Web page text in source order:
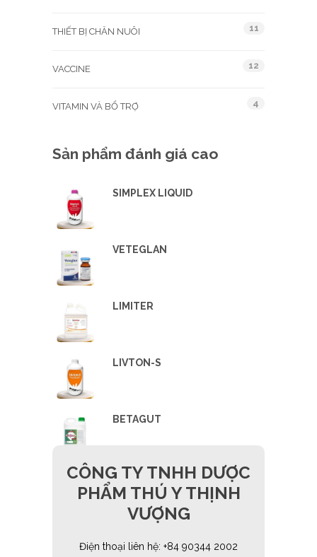
THIẾT BỊ CHĂN NUÔI 11
VACCINE 12
VITAMIN VÀ BỔ TRỢ 4
Sản phẩm đánh giá cao
SIMPLEX LIQUID
VETEGLAN
LIMITER
LIVTON-S
BETAGUT
CÔNG TY TNHH DƯỢC
PHẨM THÚ Y THỊNH
VƯỢNG
Điện thoại liên hệ: +84 90344 2002